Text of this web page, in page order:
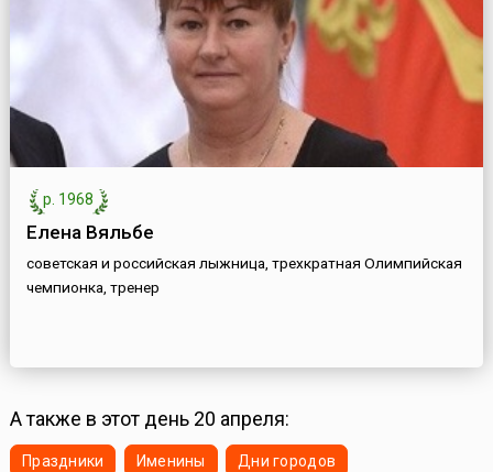
р. 1968
Елена Вяльбе
советская и российская лыжница, трехкратная Олимпийская
чемпионка, тренер
А также в этот день 20 апреля:
Праздники Именины Дни городов